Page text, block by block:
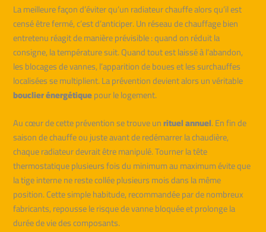
La meilleure façon d’éviter qu’un radiateur chauffe alors qu’il est
censé être fermé, c’est d’anticiper. Un réseau de chauffage bien
entretenu réagit de manière prévisible : quand on réduit la
consigne, la température suit. Quand tout est laissé à l’abandon,
les blocages de vannes, l’apparition de boues et les surchauffes
localisées se multiplient. La prévention devient alors un véritable
bouclier énergétiquepour le logement.
Au cœur de cette prévention se trouve unrituel annuel. En fin de
saison de chauffe ou juste avant de redémarrer la chaudière,
chaque radiateur devrait être manipulé. Tourner la tête
thermostatique plusieurs fois du minimum au maximum évite que
la tige interne ne reste collée plusieurs mois dans la même
position. Cette simple habitude, recommandée par de nombreux
fabricants, repousse le risque de vanne bloquée et prolonge la
durée de vie des composants.